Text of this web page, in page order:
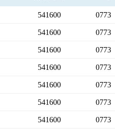
541600 0773
541600 0773
541600 0773
541600 0773
541600 0773
541600 0773
541600 0773